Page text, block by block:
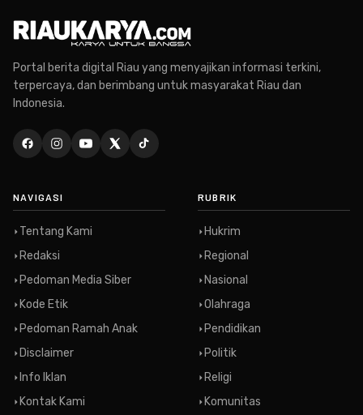
Portal berita digital Riau yang menyajikan informasi terkini,
terpercaya, dan berimbang untuk masyarakat Riau dan
Indonesia.
NAVIGASI
Tentang Kami
Redaksi
Pedoman Media Siber
Kode Etik
Pedoman Ramah Anak
Disclaimer
Info Iklan
Kontak Kami
RUBRIK
Hukrim
Regional
Nasional
Olahraga
Pendidikan
Politik
Religi
Komunitas